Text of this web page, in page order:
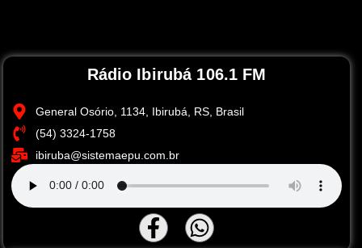
Rádio Ibirubá 106.1 FM
General Osório, 1134, Ibirubá, RS, Brasil
(54) 3324-1758
ibiruba@sistemaepu.com.br